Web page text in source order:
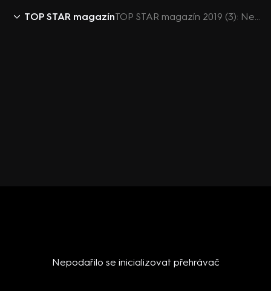
TOP STAR magazín TOP STAR magazín 2019 (3): Nehody slavných - Klepl, Janů, Hůlka, Fanánek, Ráž, Gombitová
Nepodařilo se inicializovat přehrávač